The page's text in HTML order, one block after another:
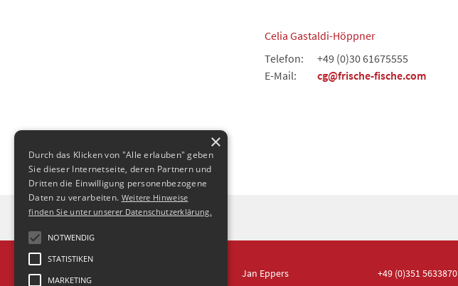
Celia Gastaldi-Höppner
Telefon:
+49 (0)30 61675555
E-Mail:
cg@frische-fische.com
Jan Eppers +49 (0)3515633870
×
Durch das Klicken von "Alle erlauben" geben
Sie dieser Internetseite, deren Partnern und
Dritten die Einwilligung personenbezogene
Daten zu verarbeiten. Weitere Hinweise
finden Sie unter unserer Datenschutzerklärung.
NOTWENDIG
STATISTIKEN
MARKETING